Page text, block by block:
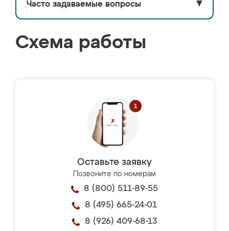
Часто задаваемые вопросы ▼
Схема работы
Оставьте заявку
Позвоните по номерам
8 (800) 511-89-55
8 (495) 665-24-01
8 (926) 409-68-13